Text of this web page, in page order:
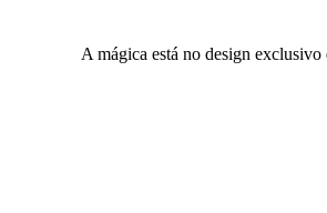
A mágica está no design